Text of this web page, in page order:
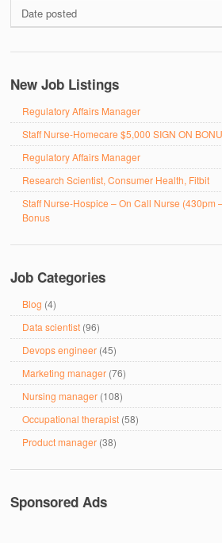
Date posted
New Job Listings
Regulatory Affairs Manager
Staff Nurse-Homecare $5,000 SIGN ON
Regulatory Affairs Manager
Research Scientist, Consumer Health, Fitbit
Staff Nurse-Hospice – On Call Nurse (430pm
Bonus
Job Categories
Blog (4)
Data scientist (96)
Devops engineer (45)
Marketing manager (76)
Nursing manager (108)
Occupational therapist (58)
Product manager (38)
Sponsored Ads